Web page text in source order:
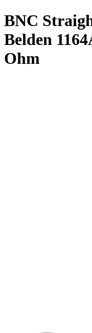
BNC
Belden
Ohm